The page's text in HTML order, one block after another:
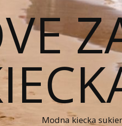
Modna kiecka